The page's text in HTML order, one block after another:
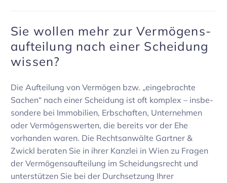
Sie wollen mehr zur Vermö­gens­
auf­tei­lung nach einer Schei­dung
wissen?
Die Auftei­lung von Vermögen bzw. „einge­brachte
Sachen“ nach einer Schei­dung ist oft komplex – insbe­
son­dere bei Immo­bi­lien, Erbschaften, Unter­nehmen
oder Vermö­gens­werten, die bereits vor der Ehe
vorhanden waren. Die Rechts­an­wälte Gartner &
Zwickl beraten Sie in ihrer Kanzlei in Wien zu Fragen
der Vermö­gens­auf­tei­lung im Schei­dungs­recht und
unter­stützen Sie bei der Durch­set­zung Ihrer